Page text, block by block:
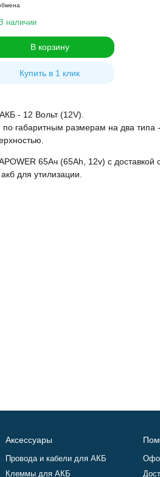
В наличии
В корзину
Купить в 1 клик
- 12 Вольт (12V).
габаритным размерам на два типа
65Ач (65Ah, 12v) с
для утилизации.
Аксессуары
Провода и кабели для АКБ
Клеммы для АКБ